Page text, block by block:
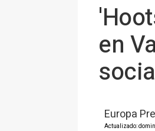
en
Europa
Actualizado: